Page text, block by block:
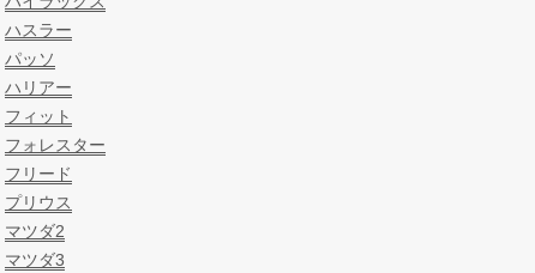
ハスラー
パッソ
ハリアー
フィット
フォレスター
フリード
プリウス
マツダ2
マツダ3